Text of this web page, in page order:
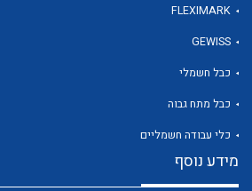
FLEXIMARK
GEWISS
כבל חשמלי
כבל מתח גבוה
כלי עבודה חשמליים
מידע נוסף